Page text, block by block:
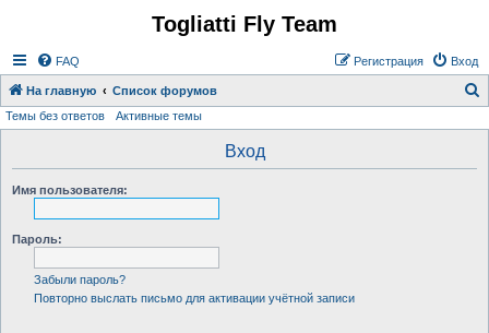
Togliatti Fly Team
FAQ Вход
Регистрация
На главную Список форумов
Темы без ответов Активные темы
Вход
Имя пользователя:
Пароль:
Забыли пароль?
Повторно выслать письмо для активации учётной записи